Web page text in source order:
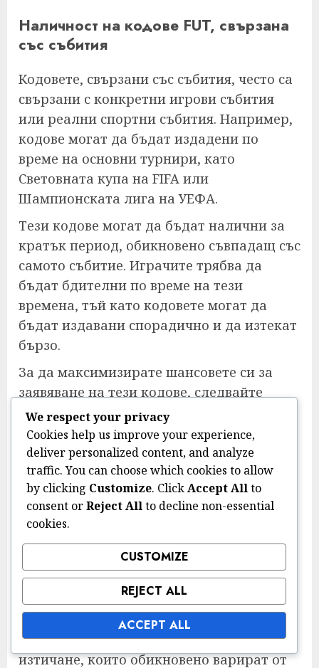
Наличност на кодове FUT, свързана
със събития
Кодовете, свързани със събития, често са
свързани с конкретни игрови събития
или реални спортни събития. Например,
кодове могат да бъдат издадени по
време на основни турнири, като
Световната купа на FIFA или
Шампионската лига на УЕФА.
Тези кодове могат да бъдат налични за
кратък период, обикновено съвпадащ със
самото събитие. Играчите трябва да
бъдат бдителни по време на тези
времена, тъй като кодовете могат да
бъдат издавани спорадично и да изтекат
бързо.
За да максимизирате шансовете си за
заявяване на тези кодове, следвайте
съответните социални медийни акаунти,
присъединете се към общностни форуми
и се абонирайте за бюлетини, които
предоставят актуализации относно
предстоящи събития и издания на
кодове.
Времеви съображения за заявяване
на кодове
Времето е от съществено значение,
когато става въпрос за заявяване на
кодове FUT. Много кодове имат дати на
изтичане, които обикновено варират от
We respect your privacy
Cookies help us improve your experience,
deliver personalized content, and analyze
traffic. You can choose which cookies to allow
by clicking Customize. ClickAccept Allto
consent orReject Allto decline non-essential
cookies.
CUSTOMIZE
REJECT ALL
ACCEPT ALL